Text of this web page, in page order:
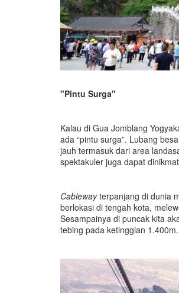
"Pintu Surga"
Kalau di Gua Jomblang
ada “pintu surga”. Lubang
jauh termasuk dari area
spektakuler juga dapat
Cablewayterpanjang di dunia
berlokasi di tengah kota,
Sesampainya di puncak kita
tebing pada ketinggian 1.400m.